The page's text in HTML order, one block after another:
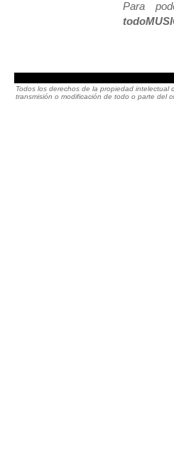
Para
Todos los derechos de la propiedad
transmisión o modificación de todo o parte del